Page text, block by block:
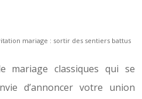
mariage : sortir des sentiers battus
mariage classiques qui se
d’annoncer votre union